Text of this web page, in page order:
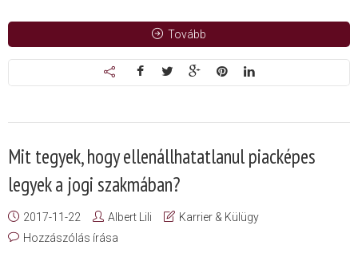
Tovább
Mit tegyek, hogy ellenállhatatlanul piacképes
legyek a jogi szakmában?
2017-11-22 Albert Lili
Karrier & Külügy
Hozzászólás írása